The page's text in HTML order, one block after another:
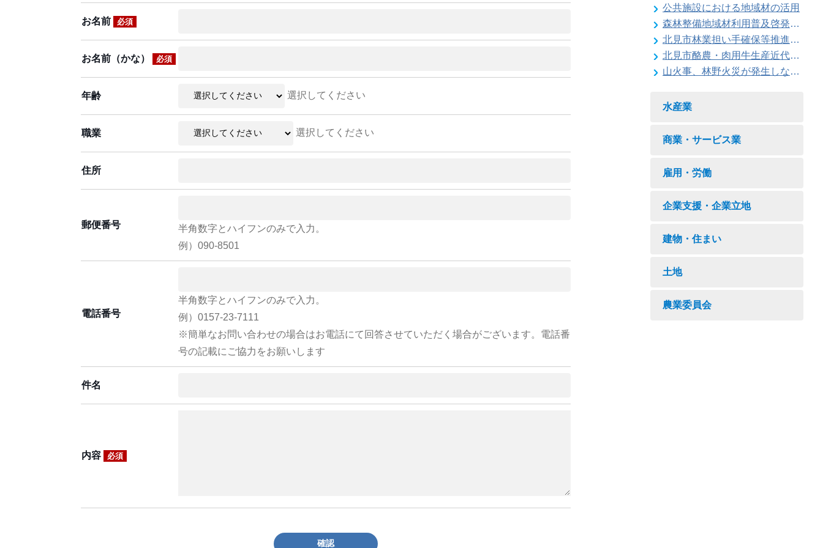
お名前 必須
お名前（かな） 必須
年齢 選択してください
職業 選択してください
住所
郵便番号
半角数字とハイフンのみで入力。
例）090-8501
電話番号
半角数字とハイフンのみで入力。
例）0157-23-7111
※簡単なお問い合わせの場合はお電話にて回答させていただく場合がございます。電話番
号の記載にご協力をお願いします
件名
内容 必須
確認
公共施設における地域材の活用
森林整備地域材利用普及啓発事業
北見市林業担い手確保等推進対策事業
北見市酪農・肉用牛生産近代化計画
山火事、林野火災が発生しないように注意しましょう
水産業
商業・サービス業
雇用・労働
企業支援・企業立地
建物・住まい
土地
農業委員会